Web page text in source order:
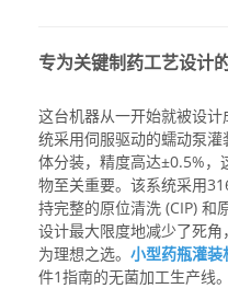
专为关键制药工艺设计
这台机器从一开始就被设计
统采用伺服驱动的蠕动泵
体分装，精度高达±0.5%，
物至关重要。该系统采用
持完整的原位清洗 (CIP) 和
设计最大限度地减少了死
为理想之选。 小型药瓶灌装
件1指南的无菌加工生产线。